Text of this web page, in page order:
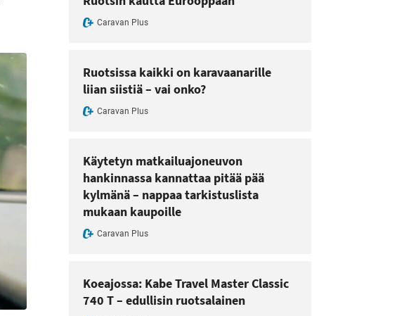
Caravan Plus
Ruotsissa kaikki on karavaanarille
liian siistiä – vai onko?
Caravan Plus
Käytetyn matkailuajoneuvon
hankinnassa kannattaa pitää pää
kylmänä – nappaa tarkistuslista
mukaan kaupoille
Caravan Plus
Koeajossa: Kabe Travel Master Classic
740 T – edullisin ruotsalainen